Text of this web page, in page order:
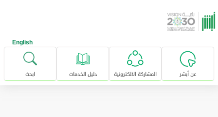
تخطى للإنتقال إلى المحتوى الرئيسي
English
عن أبشر المشاركة الالكترونية دليل الخدمات ابحث